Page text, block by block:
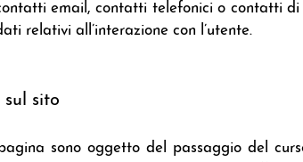
email, contatti telefonici o contatti
relativi all’interazione con l’utente.
sito
sono oggetto del passaggio del